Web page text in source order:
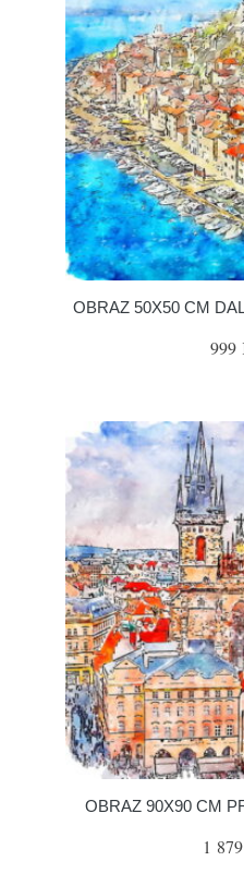
OBRAZ 50X50 CM
999
OBRAZ 90X90 CM
1